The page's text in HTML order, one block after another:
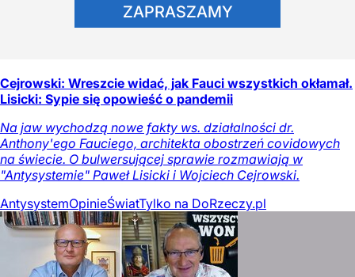
ZAPRASZAMY
Cejrowski: Wreszcie widać, jak Fauci wszystkich okłamał.
Lisicki: Sypie się opowieść o pandemii
Na jaw wychodzą nowe fakty ws. działalności dr.
Anthony'ego Fauciego, architekta obostrzeń covidowych
na świecie. O bulwersującej sprawie rozmawiają w
"Antysystemie" Paweł Lisicki i Wojciech Cejrowski.
AntysystemOpinieŚwiatTylko na DoRzeczy.pl